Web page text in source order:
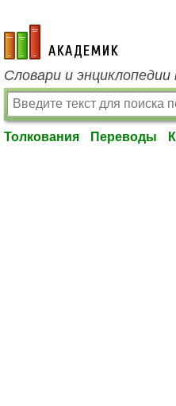
academic.ru
Словари и
Толкования Переводы